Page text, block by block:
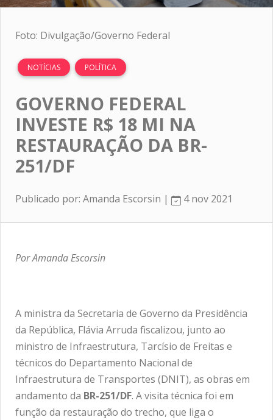
Foto: Divulgação/Governo Federal
NOTÍCIAS POLÍTICA
GOVERNO FEDERAL
INVESTE R$ 18 MI NA
RESTAURAÇÃO DA BR-
251/DF
Publicado por: Amanda Escorsin | 4 nov 2021
Por Amanda Escorsin
A ministra da Secretaria de Governo da Presidência
da República, Flávia Arruda fiscalizou, junto ao
ministro de Infraestrutura, Tarcísio de Freitas e
técnicos do Departamento Nacional de
Infraestrutura de Transportes (DNIT), as obras em
andamento da BR-251/DF. A visita técnica foi em
função da restauração do trecho, que liga o